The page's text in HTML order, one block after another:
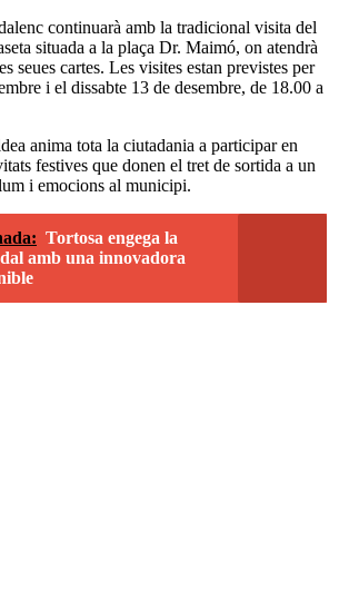
continuarà amb la tradicional visita del
situada a la plaça Dr. Maimó, on atendrà
seues cartes. Les visites estan previstes per
i el dissabte 13 de desembre, de 18.00 a
anima tota la ciutadania a participar en
festives que donen el tret de sortida a un
i emocions al municipi.
Tortosa engega la
amb una innovadora